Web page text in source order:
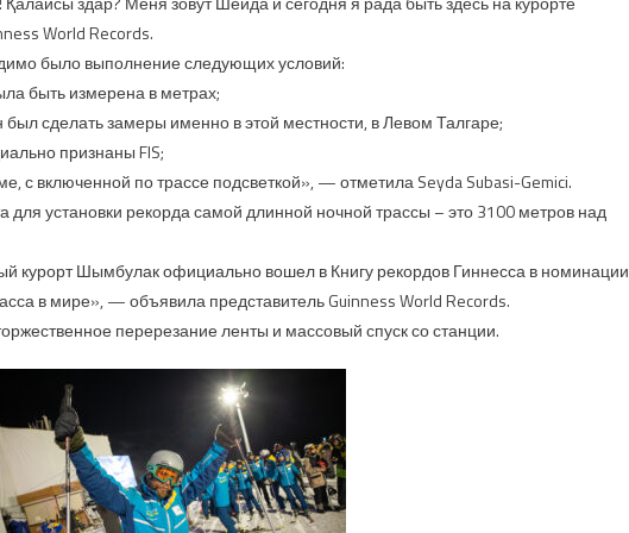
World Records.
было выполнение следующих условий:
быть измерена в метрах;
сделать замеры именно в этой местности, в Левом Талгаре;
признаны FIS;
с включенной по трассе подсветкой», — отметила Seyda Subasi-Gemici.
установки рекорда самой длинной ночной трассы – это 3100 метров над
курорт Шымбулак официально вошел в Книгу рекордов Гиннесса в номинации
в мире», — объявила представитель Guinness World Records.
перерезание ленты и массовый спуск со станции.